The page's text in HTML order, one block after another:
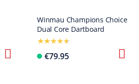
Winmau Champions Choice
Dual Core Dartboard
€79.95